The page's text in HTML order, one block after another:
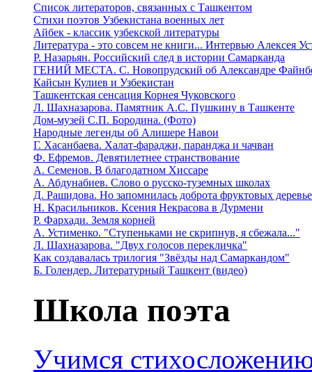
Список литераторов, связанных с Ташкентом
Стихи поэтов Узбекистана военных лет
Айбек - классик узбекской литературы
Литература - это совсем не книги... Интервью Алексея
Р. Назарьян. Российский след в истории Самарканда
ГЕНИЙ МЕСТА. C. Новопрудский об Александре
Кайсын Кулиев и Узбекистан
Ташкентская сенсация Корнея Чуковского
Л. Шахназарова. Памятник А.С. Пушкину в Ташкенте
Дом-музей С.П. Бородина. (Фото)
Народные легенды об Алишере Навои
Г. Хасанбаева. Халат-фараджи, паранджа и чачван
Ф. Ефремов. Девятилетнее странствование
А. Семенов. В благодатном Хиссаре
А. Абдунабиев. Слово о русско-туземных школах
Д. Рашидова. Но запомнилась доброта фруктовых
Н. Красильников. Ксения Некрасова в Дурмени
Р. Фархади. Земля корней
А. Устименко. "Ступеньками не скрипнув, я сбежала..."
Л. Шахназарова. "Двух голосов перекличка"
Как создавалась трилогия "Звёзды над Самаркандом"
Б. Голендер. Литературный Ташкент (видео)
Школа поэта
Учимся